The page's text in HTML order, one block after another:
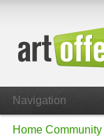
Navigation
Home Community